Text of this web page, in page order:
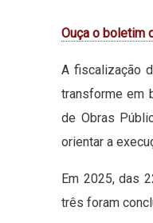
Ouça o boletim
A fiscalização
transforme em
de Obras
orientar a
Em 2025, das
três foram